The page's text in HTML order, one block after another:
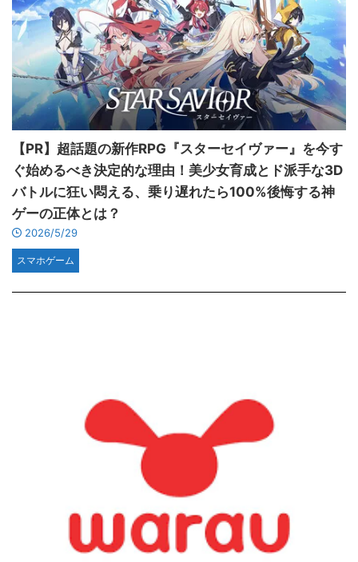
【PR】超話題の新作RPG『スターセイヴァー』を今す
ぐ始めるべき決定的な理由！美少女育成とド派手な3D
バトルに狂い悶える、乗り遅れたら100%後悔する神
ゲーの正体とは？
2026/5/29
スマホゲーム